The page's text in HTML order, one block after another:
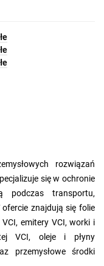
rozwiązań
się w ochronie
podczas transportu,
znajdują się folie
emitery VCI, worki i
VCI, oleje i płyny
przemysłowe środki